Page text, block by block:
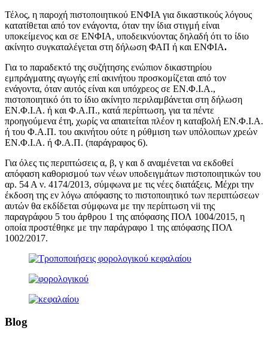
Τέλος, η παροχή πιστοποιητικού ΕΝΦΙΑ για δικαστικούς λόγους
κατατίθεται από τον ενάγοντα, όταν την ίδια στιγμή είναι
υποκείμενος και σε ΕΝΦΙΑ, υποδεικνύοντας δηλαδή ότι το ίδιο
ακίνητο συγκαταλέγεται στη δήλωση ΦΑΠ ή και ΕΝΦΙΑ.
Για το παραδεκτό της συζήτησης ενώπιον δικαστηρίου
εμπράγματης αγωγής επί ακινήτου προσκομίζεται από τον
ενάγοντα, όταν αυτός είναι και υπόχρεος σε ΕΝ.Φ.Ι.Α.,
πιστοποιητικό ότι το ίδιο ακίνητο περιλαμβάνεται στη δήλωση
ΕΝ.Φ.Ι.Α. ή και Φ.Α.Π., κατά περίπτωση, για τα πέντε
προηγούμενα έτη, χωρίς να απαιτείται πλέον η καταβολή ΕΝ.Φ.Ι.Α.
ή του Φ.Α.Π. του ακινήτου ούτε η ρύθμιση των υπόλοιπων χρεών
ΕΝ.Φ.Ι.Α. ή Φ.Α.Π. (παράγραφος 6).
Για όλες τις περιπτώσεις α, β, γ και δ αναμένεται να εκδοθεί
απόφαση καθορισμού των νέων υποδειγμάτων πιστοποιητικών του
αρ. 54 Α ν. 4174/2013, σύμφωνα με τις νέες διατάξεις. Μέχρι την
έκδοση της εν λόγω απόφασης το πιστοποιητικό των περιπτώσεων
αυτών θα εκδίδεται σύμφωνα με την περίπτωση vii της
παραγράφου 5 του άρθρου 1 της απόφασης ΠΟΛ 1004/2015, η
οποία προστέθηκε με την παράγραφο 1 της απόφασης ΠΟΛ
1002/2017.
Blog